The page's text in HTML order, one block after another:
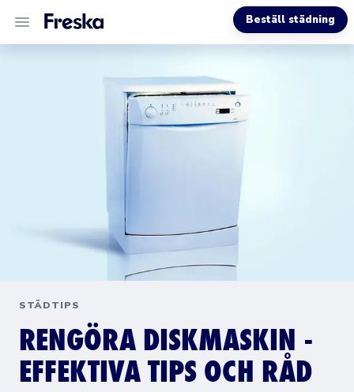
Beställ städning
STÄDTIPS
RENGÖRA DISKMASKIN -
EFFEKTIVA TIPS OCH RÅD